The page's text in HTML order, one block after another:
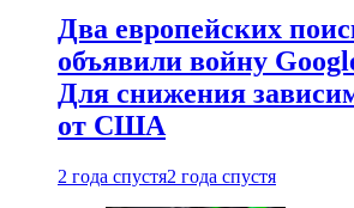
Два европейских
объявили войну
Для снижения
от США
2 года спустя2 года спустя